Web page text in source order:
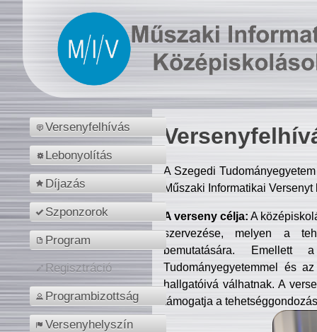
Versenyfelhívás
Lebonyolítás
Díjazás
Szponzorok
Program
Regisztráció
Programbizottság
Versenyhelyszín
A Szegedi
Műszaki Informatikai
A verseny célja: A
szervezése, melyen a
bemutatására. Emellett
Tudományegyetemmel és
hallgatóivá válhatnak. A
támogatja a